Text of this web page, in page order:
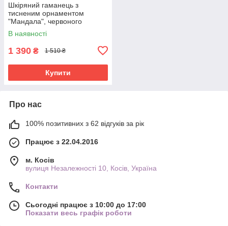
Шкіряний гаманець з
тисненим орнаментом
"Мандала", червоного
кольору, ручна робота, 18х11
см
В наявності
1 390 ₴ 1 510 ₴
Купити
Про нас
100% позитивних з 62 відгуків за рік
Працює з 22.04.2016
м. Косів
вулиця Незалежності 10, Косів, Україна
Контакти
Сьогодні працює з 10:00 до 17:00
Показати весь графік роботи